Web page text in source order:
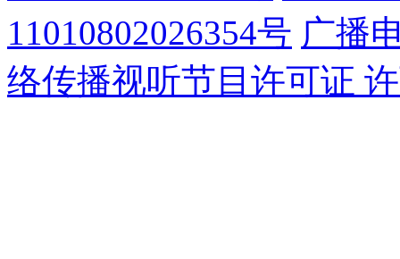
11010802026354号 广播
络传播视听节目许可证